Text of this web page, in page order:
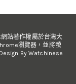
站著作權屬於台灣大
瀏覽器，並將螢
By Watchinese